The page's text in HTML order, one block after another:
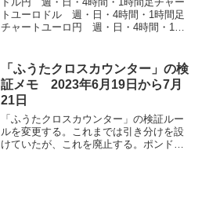
トユーロドル 週・日・4時間・1時間足
チャートユーロ円 週・日・4時間・1時
4時間・1時間足チャート月曜日 2023年
10月9日...
「ふうたクロスカウンター」の検
証メモ 2023年6月19日から7月
21日
「ふうたクロスカウンター」の検証ルー
ルを変更する。これまでは引き分けを設
けていたが、これを廃止する。ポンド円